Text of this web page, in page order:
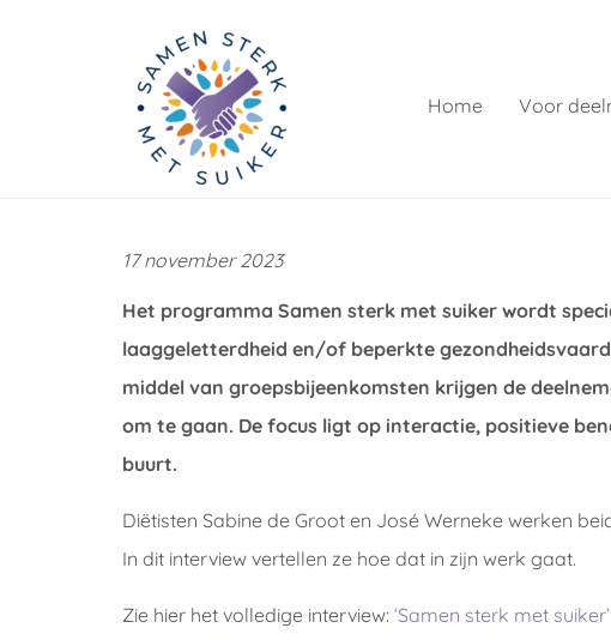
Home Voor
17 november 2023
Het programma Samen sterk met suiker wordt
laaggeletterdheid en/of beperkte
middel van groepsbijeenkomsten krijgen de
om te gaan. De focus ligt op interactie, positieve
buurt.
Diëtisten Sabine de Groot en José Werneke werken
In dit interview vertellen ze hoe dat in zijn werk gaat.
Zie hier het volledige interview: ‘Samen sterk met